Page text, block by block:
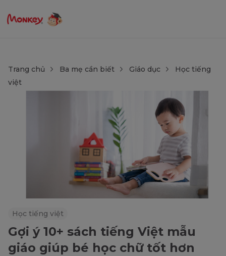
Trang chủ Ba mẹ cần biết Giáo dục
Học tiếng
việt
Học tiếng việt
Gợi ý 10+ sách tiếng Việt mẫu
giáo giúp bé học chữ tốt hơn